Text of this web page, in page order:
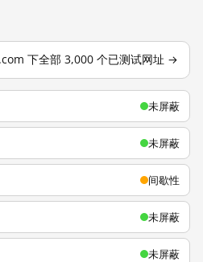
下全部 3,000 个已测试网址 →
未屏蔽
未屏蔽
间歇性
未屏蔽
未屏蔽